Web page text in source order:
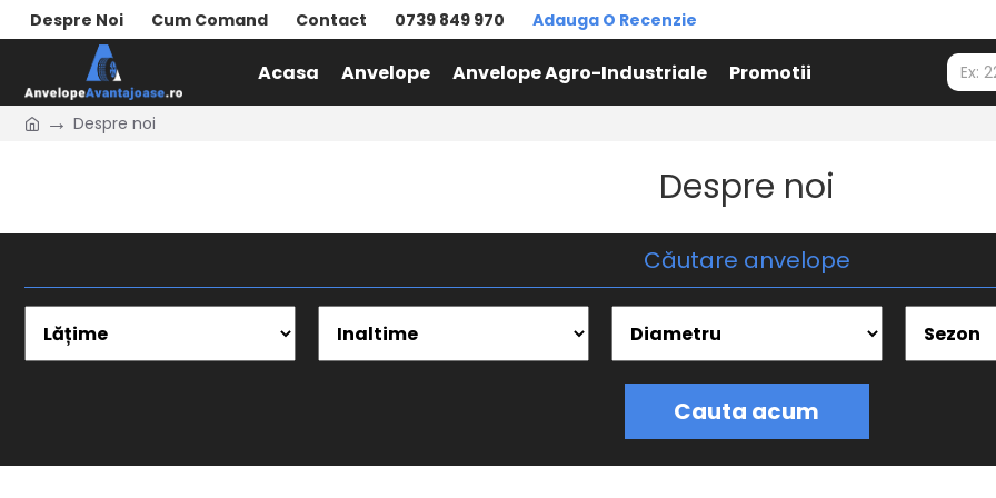
Despre Noi Cum Comand Contact 0739 849 970 Adauga O Recenzie
Acasa Anvelope Anvelope Agro-Industriale Promotii
Despre noi
Despre noi
Căutare anvelope
Cauta acum